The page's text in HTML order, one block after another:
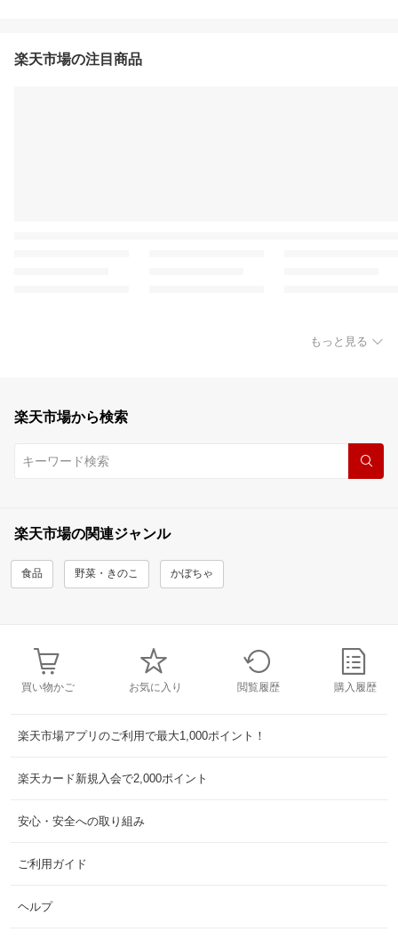
楽天市場の注目商品
もっと見る
楽天市場から検索
楽天市場の関連ジャンル
食品 野菜・きのこ かぼちゃ
買い物かご お気に入り 閲覧履歴 購入履歴
楽天市場アプリのご利用で最大1,000ポイント！
楽天カード新規入会で2,000ポイント
安心・安全への取り組み
ご利用ガイド
ヘルプ